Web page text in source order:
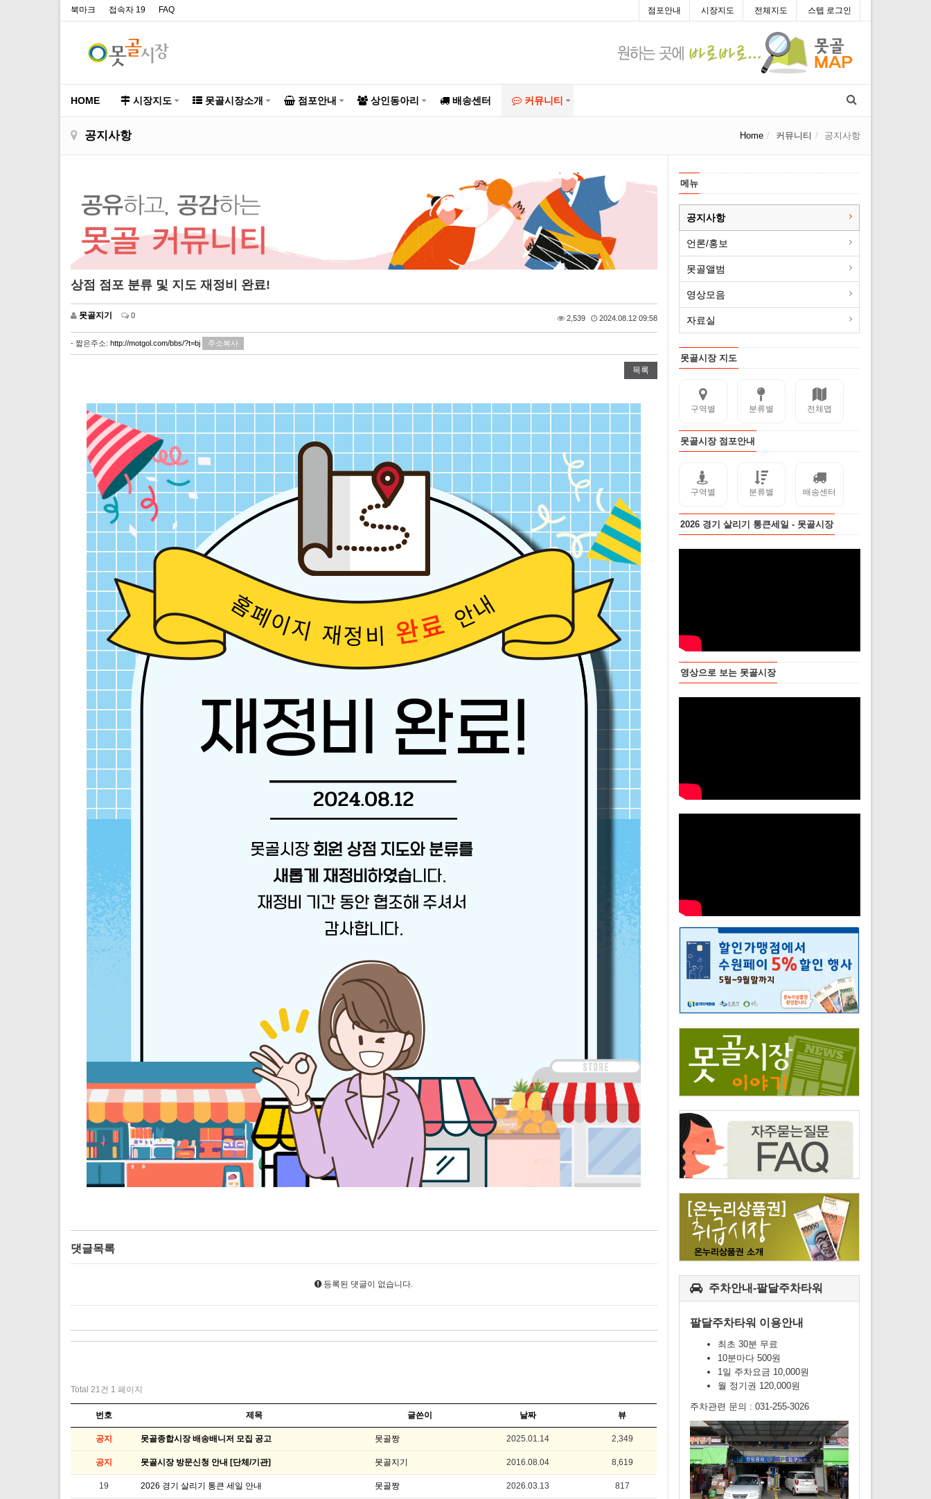
북마크 접속자 19 FAQ 점포안내 시장지도 전체지도 스텝 로그인
HOME 시장지도 못골시장소개 점포안내 상인동아리 배송센터 커뮤니티
공지사항 Home 커뮤니티 공지사항
상점 점포 분류 및 지도 재정비 완료!
못골지기 0 2,539 2024.08.12 09:58
- 짧은주소: http://motgol.com/bbs/?t=bj 주소복사
목록
댓글목록
등록된 댓글이 없습니다.
Total 21건 1 페이지
번호 제목 글쓴이 날짜 뷰
공지 못골종합시장 배송배니저 모집 공고 못골짱 2025.01.14 2,349
공지 못골시장 방문신청 안내 [단체/기관] 못골지기 2016.08.04 8,619
19 2026 경기 살리기 통큰 세일 안내 못골짱 2026.03.13 817
메뉴
공지사항
언론/홍보
못골앨범
영상모음
자료실
못골시장 지도
구역별 분류별 전체맵
못골시장 점포안내
구역별 분류별 배송센터
2026 경기 살리기 통큰세일 - 못골시장
영상으로 보는 못골시장
주차안내-팔달주차타워
팔달주차타워 이용안내
최초 30분 무료
10분마다 500원
1일 주차요금 10,000원
월 정기권 120,000원
주차관련 문의 : 031-255-3026